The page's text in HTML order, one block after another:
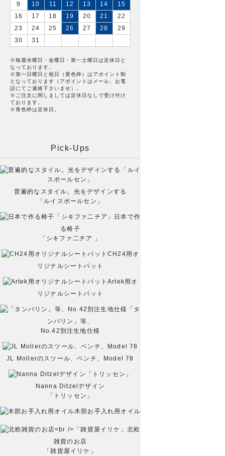
9
10 11 12 13 14
15
16
17 18 19 20 21
22
23
24 25 26 27 28
29
30
31
※毎週水曜日・金曜日・第一土曜日は定休日と
なっております。
※第一日曜日と祝日（黄色枠）はアポイント制
となっております（アポイントはメール、お電
話にてご連絡下さいませ）。
※ご注文に関しましては定休日なしで受け付け
ております。
※青色枠は定休日。
Pick-Ups
普遍的なスタイル。光をデザインする
「ルイスポールセン」
日本で作
る椅子
「シキファ二チア 」
CH24用オ
リジナルシートパット
Artek用オ
リジナルシートパット
「タ
ンバリン」等、
No.42別注生地仕様
JL Mollerのスツール、ベンチ、Model 78
Nanna Ditzelデザイン
「トリッセン」
木部お手入れ用オイル
北欧
雑貨のお店
「雑貨屋イリケ」